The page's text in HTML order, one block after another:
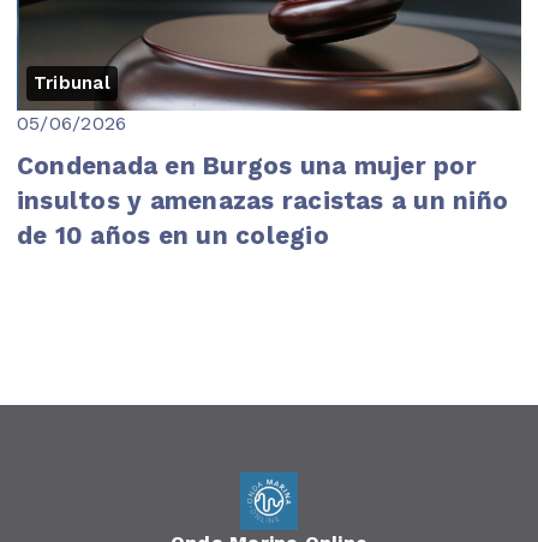
Tribunal
05/06/2026
Condenada en Burgos una mujer por
insultos y amenazas racistas a un niño
de 10 años en un colegio